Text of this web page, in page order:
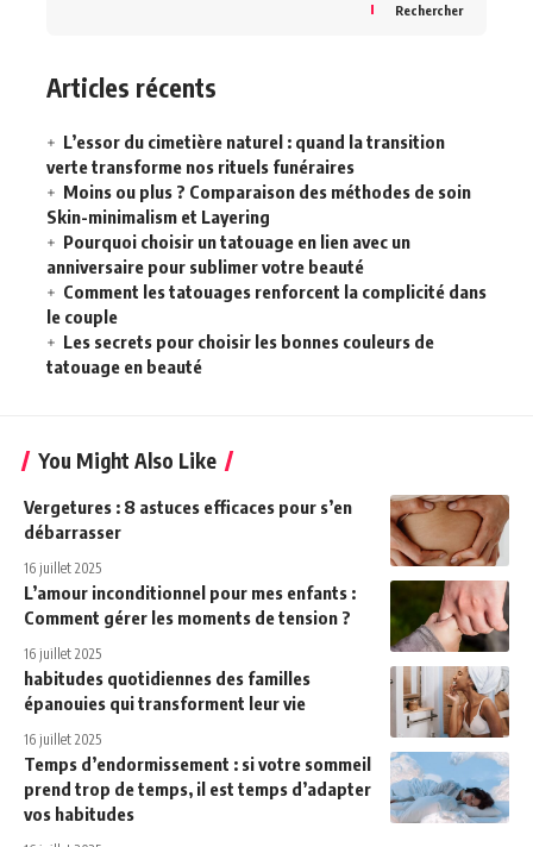
Rechercher
Articles récents
L’essor du cimetière naturel : quand la transition
verte transforme nos rituels funéraires
Moins ou plus ? Comparaison des méthodes de soin
Skin-minimalism et Layering
Pourquoi choisir un tatouage en lien avec un
anniversaire pour sublimer votre beauté
Comment les tatouages renforcent la complicité dans
le couple
Les secrets pour choisir les bonnes couleurs de
tatouage en beauté
You Might Also Like
Vergetures : 8 astuces efficaces pour s’en
débarrasser
16 juillet 2025
L’amour inconditionnel pour mes enfants :
Comment gérer les moments de tension ?
16 juillet 2025
habitudes quotidiennes des familles
épanouies qui transforment leur vie
16 juillet 2025
Temps d’endormissement : si votre sommeil
prend trop de temps, il est temps d’adapter
vos habitudes